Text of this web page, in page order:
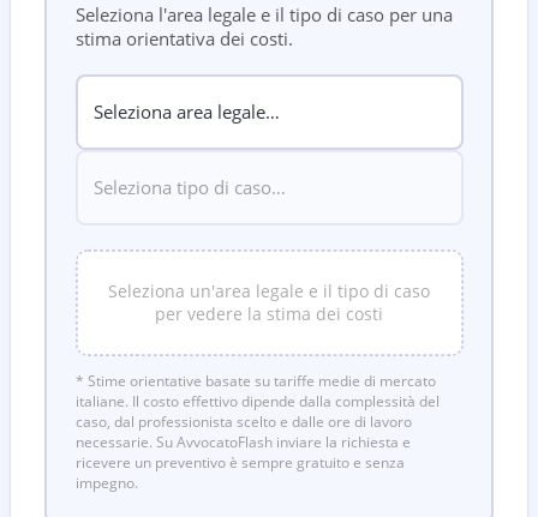
Seleziona l'area legale e il tipo di caso per una
stima orientativa dei costi.
Seleziona un'area legale e il tipo di caso
per vedere la stima dei costi
* Stime orientative basate su tariffe medie di mercato
italiane. Il costo effettivo dipende dalla complessità del
caso, dal professionista scelto e dalle ore di lavoro
necessarie. Su AvvocatoFlash inviare la richiesta e
ricevere un preventivo è sempre gratuito e senza
impegno.